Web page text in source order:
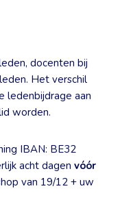
docenten bij
Het verschil
ledenbijdrage aan
worden.
IBAN: BE32
acht dagen vóór
van 19/12 + uw